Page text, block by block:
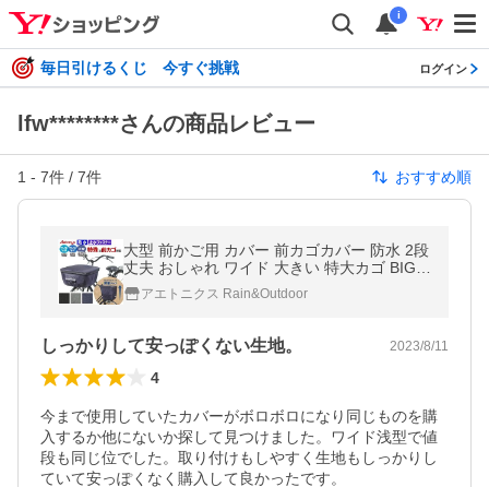
i
毎日引けるくじ 今すぐ挑戦 ログイン
lfw********さんの商品レビュー
1 - 7件 / 7件 おすすめ順
大型 前かご用 カバー 前カゴカバー 防水 2段
丈夫 おしゃれ ワイド 大きい 特大カゴ BIG
大きめ 雨 前かご カバー 通勤 通学 送迎 AX-
715 アエトニクス
アエトニクス Rain&Outdoor
しっかりして安っぽくない生地。 2023/8/11
4
今まで使用していたカバーがボロボロになり同じものを購
入するか他にないか探して見つけました。ワイド浅型で値
段も同じ位でした。取り付けもしやすく生地もしっかりし
ていて安っぽくなく購入して良かったです。